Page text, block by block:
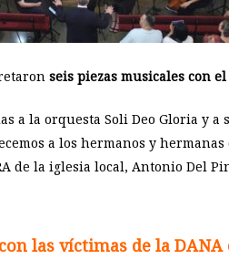
seis piezas musicales con
a la orquesta Soli Deo Gloria y
a los hermanos y
de la iglesia local, Antonio Del
las víctimas de la